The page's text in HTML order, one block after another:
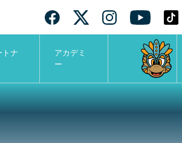
トナ
アカデミ
ー